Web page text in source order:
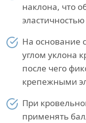
наклона, что
На основание
углом уклона
после чего
крепежными
При
применять